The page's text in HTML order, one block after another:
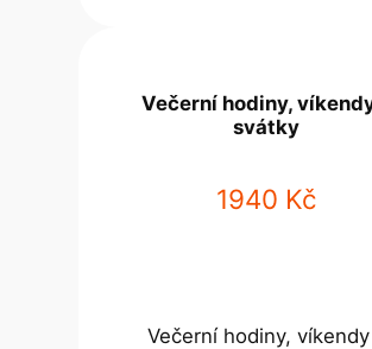
Večerní hodiny,
svátky
1940 Kč
Večerní hodiny,